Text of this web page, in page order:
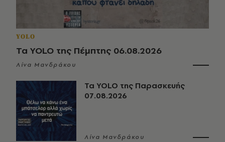
YOLO
Τα YOLO της Πέμπτης 06.08.2026
Λίνα Μανδράκου
Τα YOLO της Παρασκευής
07.08.2026
Λίνα Μανδράκου